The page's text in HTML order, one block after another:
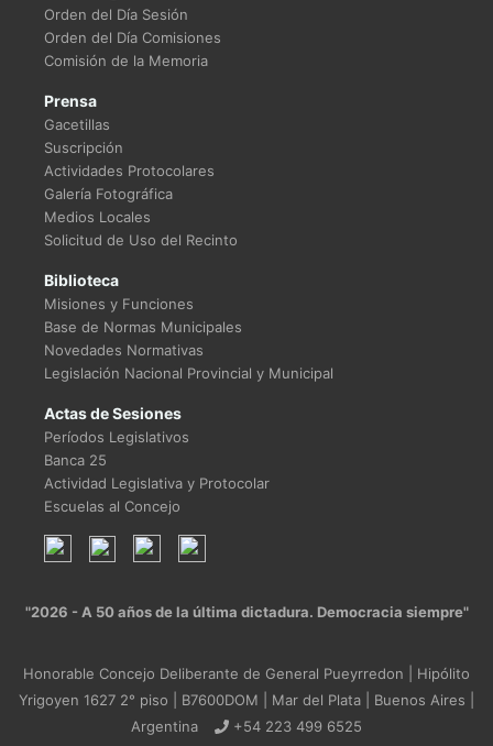
Orden del Día Sesión
Orden del Día Comisiones
Comisión de la Memoria
Prensa
Gacetillas
Suscripción
Actividades Protocolares
Galería Fotográfica
Medios Locales
Solicitud de Uso del Recinto
Biblioteca
Misiones y Funciones
Base de Normas Municipales
Novedades Normativas
Legislación Nacional Provincial y Municipal
Actas de Sesiones
Períodos Legislativos
Banca 25
Actividad Legislativa y Protocolar
Escuelas al Concejo
"2026 - A 50 años de la última dictadura. Democracia siempre"
Honorable Concejo Deliberante de General Pueyrredon | Hipólito
Yrigoyen 1627 2° piso | B7600DOM | Mar del Plata | Buenos Aires |
Argentina
+54 223 499 6525